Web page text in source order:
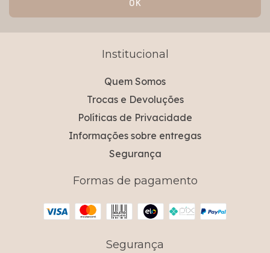
Institucional
Quem Somos
Trocas e Devoluções
Políticas de Privacidade
Informações sobre entregas
Segurança
Formas de pagamento
Segurança